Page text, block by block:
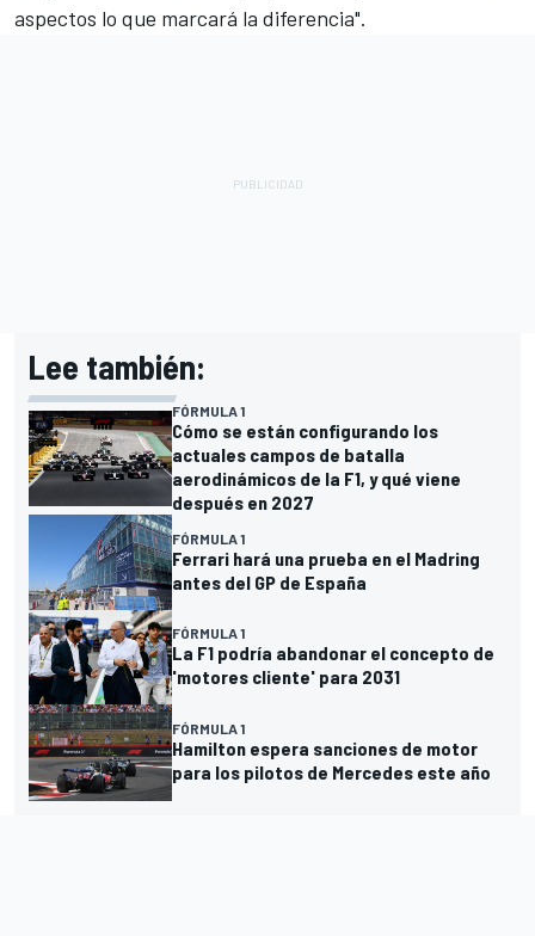
aspectos lo que marcará la diferencia".
Lee también:
FÓRMULA 1
Cómo se están configurando los
actuales campos de batalla
aerodinámicos de la F1, y qué viene
después en 2027
FÓRMULA 1
Ferrari hará una prueba en el Madring
antes del GP de España
FÓRMULA 1
La F1 podría abandonar el concepto de
'motores cliente' para 2031
FÓRMULA 1
Hamilton espera sanciones de motor
para los pilotos de Mercedes este año